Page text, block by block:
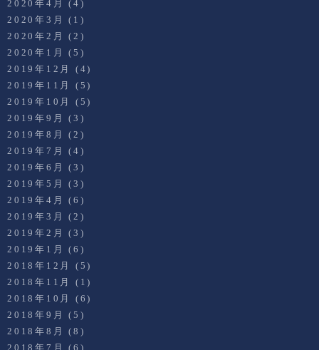
2020年4月
(4)
2020年3月
(1)
2020年2月
(2)
2020年1月
(5)
2019年12月
(4)
2019年11月
(5)
2019年10月
(5)
2019年9月
(3)
2019年8月
(2)
2019年7月
(4)
2019年6月
(3)
2019年5月
(3)
2019年4月
(6)
2019年3月
(2)
2019年2月
(3)
2019年1月
(6)
2018年12月
(5)
2018年11月
(1)
2018年10月
(6)
2018年9月
(5)
2018年8月
(8)
2018年7月
(6)